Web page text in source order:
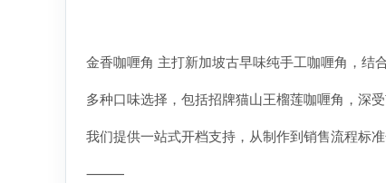
金香咖喱角 主打新加坡古早味纯手工咖喱角，结
多种口味选择，包括招牌猫山王榴莲咖喱角，深受
我们提供一站式开档支持，从制作到销售流程标
⸻